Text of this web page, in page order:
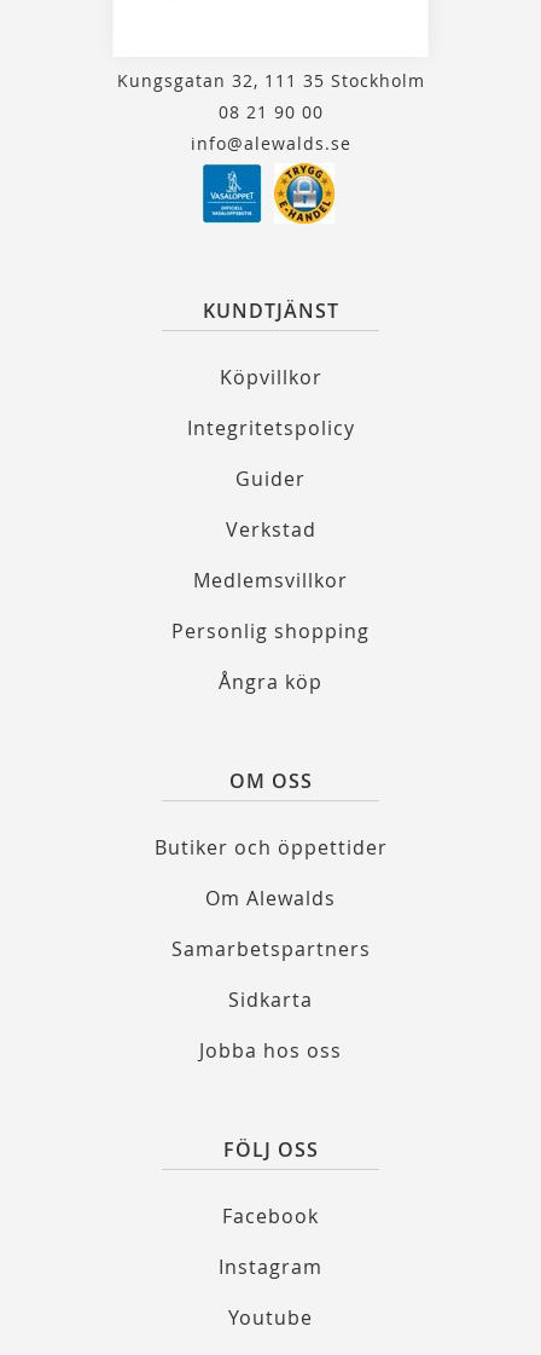
Kungsgatan 32, 111 35 Stockholm
08 21 90 00
info@alewalds.se
KUNDTJÄNST
Köpvillkor
Integritetspolicy
Guider
Verkstad
Medlemsvillkor
Personlig shopping
Ångra köp
OM OSS
Butiker och öppettider
Om Alewalds
Samarbetspartners
Sidkarta
Jobba hos oss
FÖLJ OSS
Facebook
Instagram
Youtube